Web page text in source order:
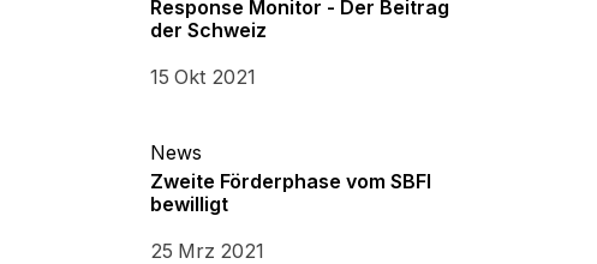
Response Monitor - Der Beitrag
der Schweiz
15 Okt 2021
News
Zweite Förderphase vom SBFI
bewilligt
25 Mrz 2021